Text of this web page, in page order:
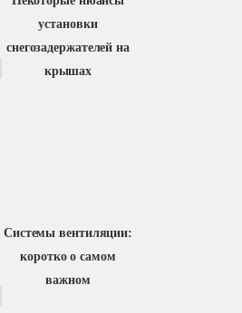
установки
снегозадержателей на
крышах
Системы вентиляции:
коротко о самом
важном